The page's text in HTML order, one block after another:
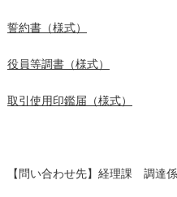
誓約書（様式）
役員等調書（様式）
取引使用印鑑届（様式）
【問い合わせ先】経理課 調達